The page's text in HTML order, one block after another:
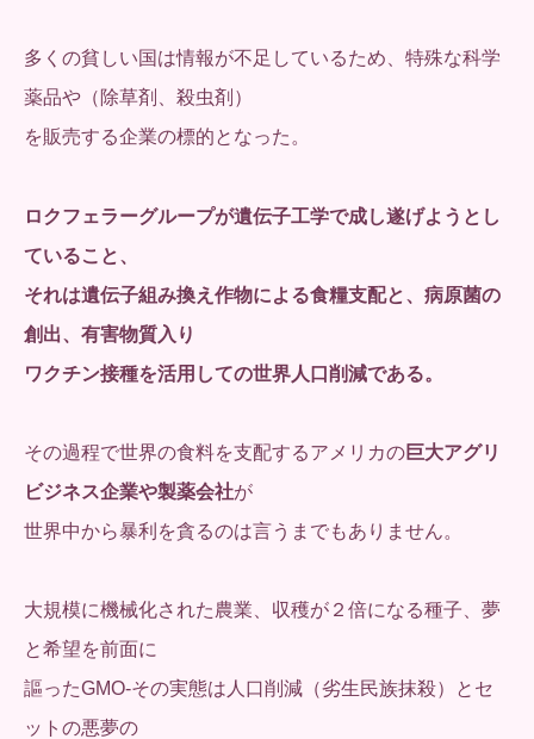
多くの貧しい国は情報が不足しているため、特殊な科学
薬品や（除草剤、殺虫剤）
を販売する企業の標的となった。
ロクフェラーグループが遺伝子工学で成し遂げようとし
ていること、
それは遺伝子組み換え作物による食糧支配と、病原菌の
創出、有害物質入り
ワクチン接種を活用しての世界人口削減である。
その過程で世界の食料を支配するアメリカの巨大アグリ
ビジネス企業や製薬会社が
世界中から暴利を貪るのは言うまでもありません。
大規模に機械化された農業、収穫が２倍になる種子、夢
と希望を前面に
謳ったGMO-その実態は人口削減（劣生民族抹殺）とセ
ットの悪夢の